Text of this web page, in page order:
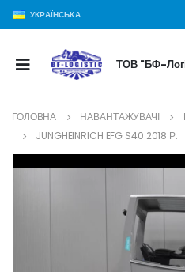
УКРАЇНСЬКА
ТОВ "БФ-
ГОЛОВНА НАВАНТАЖУВАЧІ
JUNGHEINRICH EFG S40 2018 Р.